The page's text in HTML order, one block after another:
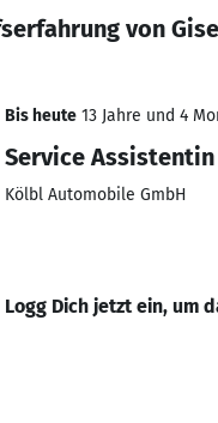
von
Bis heute 13 Jahre und 4
Service Assistentin
Kölbl Automobile GmbH
Logg Dich jetzt ein, um